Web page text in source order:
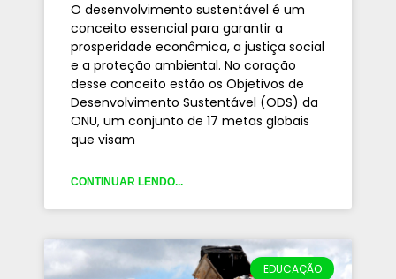
O desenvolvimento sustentável é um
conceito essencial para garantir a
prosperidade econômica, a justiça social
e a proteção ambiental. No coração
desse conceito estão os Objetivos de
Desenvolvimento Sustentável (ODS) da
ONU, um conjunto de 17 metas globais
que visam
CONTINUAR LENDO...
EDUCAÇÃO